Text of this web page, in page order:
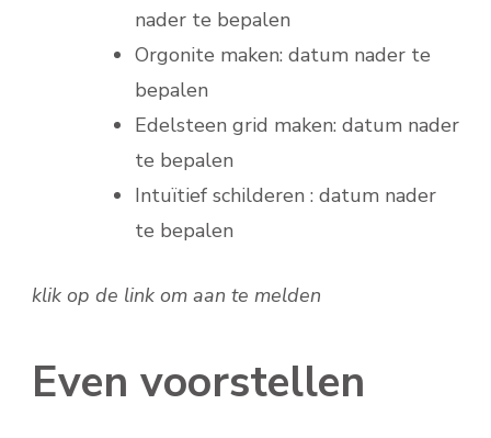
nader te bepalen
Orgonite maken: datum nader te
bepalen
Edelsteen grid maken: datum nader
te bepalen
Intuïtief schilderen : datum nader
te bepalen
klik op de link om aan te melden
Even voorstellen